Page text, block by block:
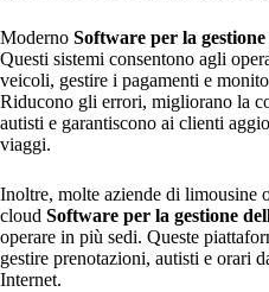
Moderno Software per la
Questi sistemi consentono agli
veicoli, gestire i pagamenti e
Riducono gli errori, migliorano la
autisti e garantiscono ai clienti
viaggi.
Inoltre, molte aziende di limousine
cloud Software per la gestione
operare in più sedi. Queste
gestire prenotazioni, autisti e orari
Internet.